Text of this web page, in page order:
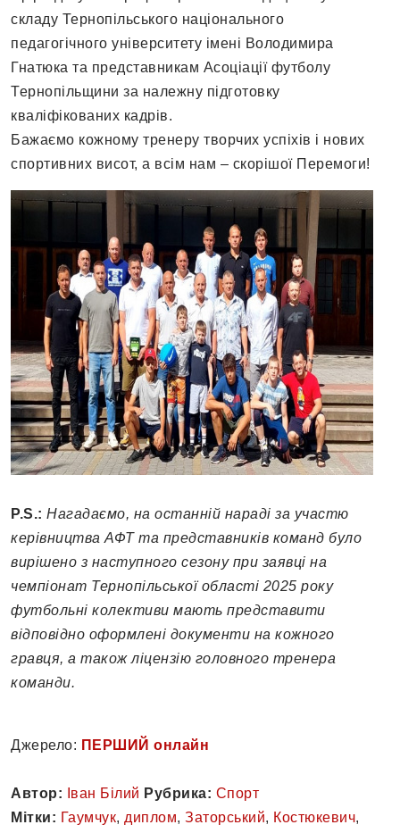
складу Тернопільського національного
педагогічного університету імені Володимира
Гнатюка та представникам Асоціації футболу
Тернопільщини за належну підготовку
кваліфікованих кадрів.
Бажаємо кожному тренеру творчих успіхів і нових
спортивних висот, а всім нам – скорішої Перемоги!
P.S.: Нагадаємо, на останній нараді за участю
керівництва АФТ та представників команд було
вирішено з наступного сезону при заявці на
чемпіонат Тернопільської області 2025 року
футбольні колективи мають представити
відповідно оформлені документи на кожного
гравця, а також ліцензію головного тренера
команди.
Джерело: ПЕРШИЙ онлайн
Автор: Іван Білий Рубрика: Спорт
Мітки: Гаумчук, диплом, Заторський, Костюкевич,